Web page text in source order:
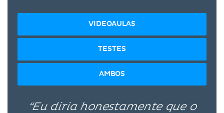
VIDEOAULAS
TESTES
AMBOS
“Eu diria honestamente que o